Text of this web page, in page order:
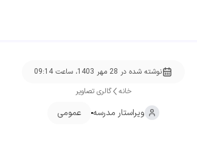
نوشته شده در 28 مهر 1403، ساعت 09:14
خانه
گالری تصاویر
ویراستار مدرسه عمومی